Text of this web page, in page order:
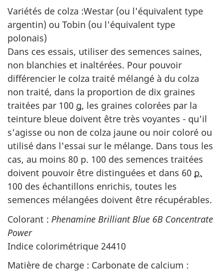
Variétés de colza :Westar (ou l'équivalent type
argentin) ou Tobin (ou l'équivalent type
polonais)
Dans ces essais, utiliser des semences saines,
non blanchies et inaltérées. Pour pouvoir
différencier le colza traité mélangé à du colza
non traité, dans la proportion de dix graines
traitées par 100 g, les graines colorées par la
teinture bleue doivent être très voyantes - qu'il
s'agisse ou non de colza jaune ou noir coloré ou
utilisé dans l'essai sur le mélange. Dans tous les
cas, au moins 80 p. 100 des semences traitées
doivent pouvoir être distinguées et dans 60 p.
100 des échantillons enrichis, toutes les
semences mélangées doivent être récupérables.
Colorant : Phenamine Brilliant Blue 6B Concentrate
Power
Indice colorimétrique 24410
Matière de charge : Carbonate de calcium :